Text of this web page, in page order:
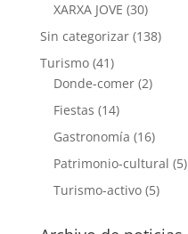
XARXA JOVE (30)
Sin categorizar(138)
Turismo(41)
Donde-comer(2)
Fiestas (14)
Gastronomía (16)
Patrimonio-cultural (5)
Turismo-activo(5)